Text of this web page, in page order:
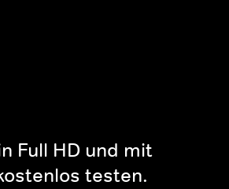
Full HD und mit
testen.